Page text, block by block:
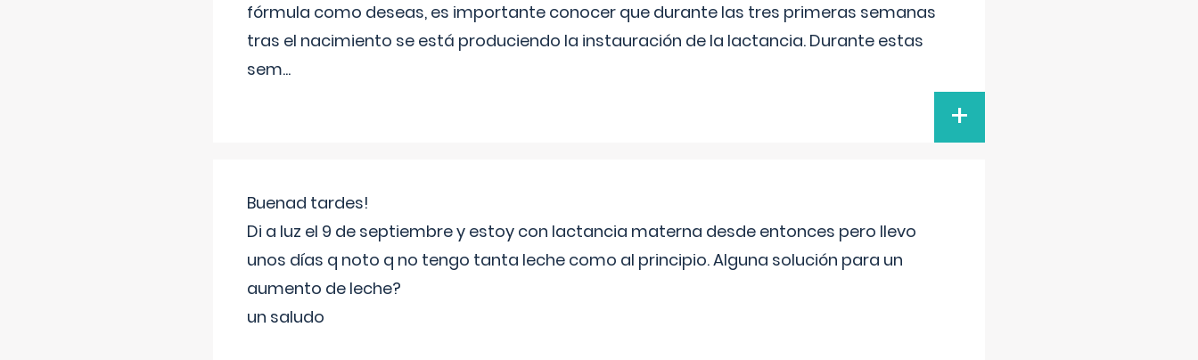
fórmula como deseas, es importante conocer que durante las tres primeras semanas
tras el nacimiento se está produciendo la instauración de la lactancia. Durante estas
sem...
+
Buenad tardes!
Di a luz el 9 de septiembre y estoy con lactancia materna desde entonces pero llevo
unos días q noto q no tengo tanta leche como al principio. Alguna solución para un
aumento de leche?
un saludo